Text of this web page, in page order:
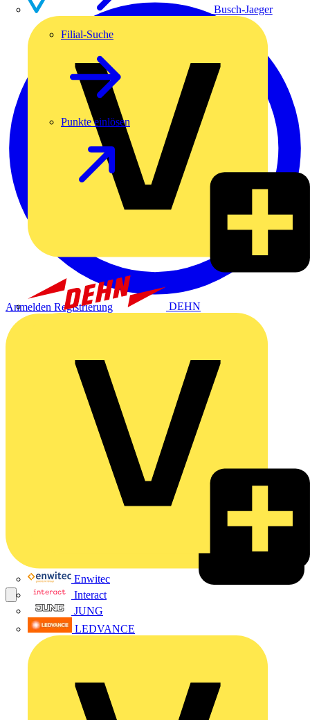
Busch-Jaeger
DEHN
Enwitec
Interact
JUNG
LEDVANCE
Filial-Suche
Punkte einlösen
Anmelden Registrierung